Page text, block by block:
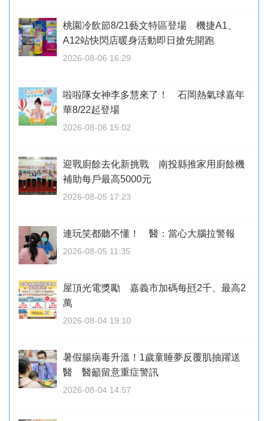
桃園冷飲節8/21藝文特區登場 機捷A1、
A12站快閃店暖身活動即日搶先開跑
2026-08-06 16:29
啦啦隊女神李多慧來了！ 石岡熱氣球嘉年
華8/22起登場
2026-08-06 15:02
迎戰廚餘去化新挑戰 南投縣推家用廚餘機
補助每戶最高5000元
2026-08-05 17:23
連玩笑都聽不懂！ 醫：當心大腦拉警報
2026-08-05 11:35
屋頂光電獎勵 嘉義市加碼每瓩2千、最高2
萬
2026-08-04 19:10
暑假腸病毒升溫！1歲童睡夢反覆肌抽躍送
醫 醫籲留意重症警訊
2026-08-04 14:57